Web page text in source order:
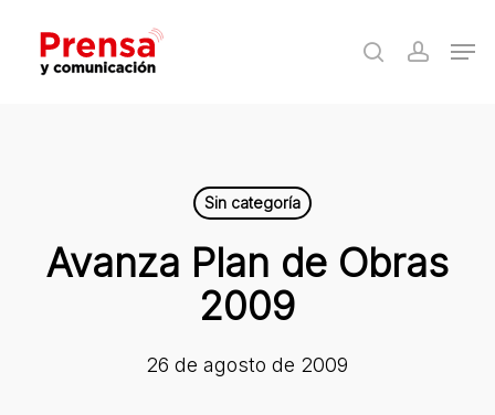
main
search
Sin categoría
Avanza Plan de Obras
2009
26 de agosto de 2009